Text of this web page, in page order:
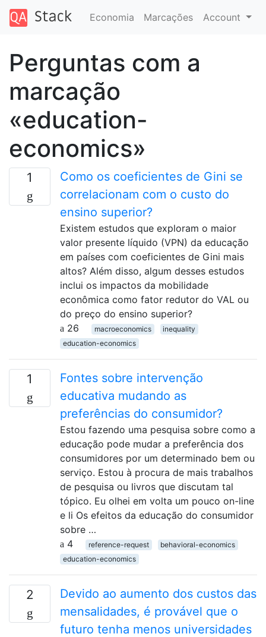
Economia Marcações Account
Perguntas com a
marcação
«education-
economics»
1
Como os coeficientes de Gini se
correlacionam com o custo do
ensino superior?
Existem estudos que exploram o maior
valor presente líquido (VPN) da educação
em países com coeficientes de Gini mais
altos? Além disso, algum desses estudos
inclui os impactos da mobilidade
econômica como fator redutor do VAL ou
do preço do ensino superior?
26
macroeconomics
inequality
education-economics
1
Fontes sobre intervenção
educativa mudando as
preferências do consumidor?
Estou fazendo uma pesquisa sobre como a
educação pode mudar a preferência dos
consumidores por um determinado bem ou
serviço. Estou à procura de mais trabalhos
de pesquisa ou livros que discutam tal
tópico. Eu olhei em volta um pouco on-line
e li Os efeitos da educação do consumidor
sobre …
4
reference-request
behavioral-economics
education-economics
2
Devido ao aumento dos custos das
mensalidades, é provável que o
futuro tenha menos universidades